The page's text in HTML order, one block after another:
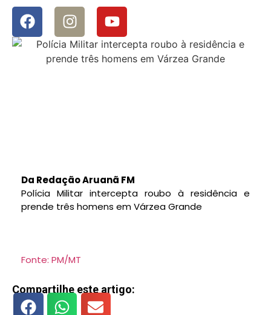
Da Redação Aruanã FM
Polícia Militar intercepta roubo à residência e
prende três homens em Várzea Grande
Fonte: PM/MT
Compartilhe este artigo: